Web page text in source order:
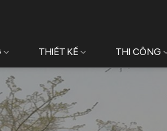
THIẾT KẾ THI CÔNG